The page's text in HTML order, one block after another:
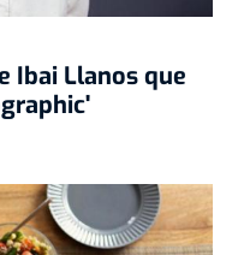
Ibai Llanos que